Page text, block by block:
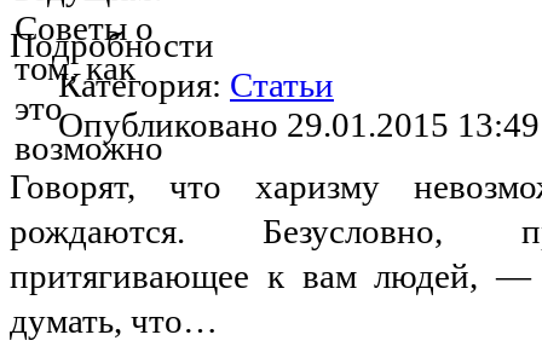
Подробности
Категория: Статьи
Опубликовано 29.01.2015 13:49
Говорят, что харизму
рождаются. Безусловно,
притягивающее к вам людей,
думать, что…